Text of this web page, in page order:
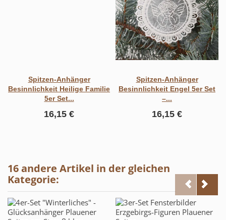
Spitzen-Anhänger
Besinnlichkeit Heilige Familie
5er Set...
16,15 €
Spitzen-Anhänger
Besinnlichkeit Engel 5er Set
–...
16,15 €
16 andere Artikel in der gleichen
Kategorie: